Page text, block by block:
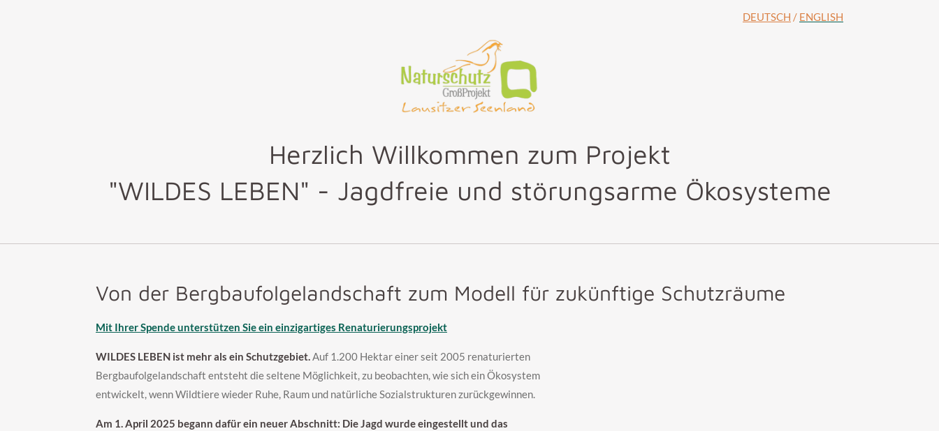
DEUTSCH / ENGLISH
Herzlich Willkommen zum Projekt
"WILDES LEBEN" - Jagdfreie und störungsarme Ökosysteme
Von der Bergbaufolgelandschaft zum Modell für zukünftige Schutzräume
Mit Ihrer Spende unterstützen Sie ein einzigartiges Renaturierungsprojekt
WILDES LEBEN ist mehr als ein Schutzgebiet.Auf 1.200 Hektar einer seit 2005 renaturierten
Bergbaufolgelandschaft entsteht die seltene Möglichkeit, zu beobachten, wie sich ein Ökosystem
entwickelt, wenn Wildtiere wieder Ruhe, Raum und natürliche Sozialstrukturen zurückgewinnen.
Am 1. April 2025 begann dafür ein neuer Abschnitt: Die Jagd wurde eingestellt und das